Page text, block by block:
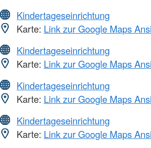
Kindertageseinrichtung
Karte: Link zur Google Maps
Kindertageseinrichtung
Karte: Link zur Google Maps
Kindertageseinrichtung
Karte: Link zur Google Maps
Kindertageseinrichtung
Karte: Link zur Google Maps